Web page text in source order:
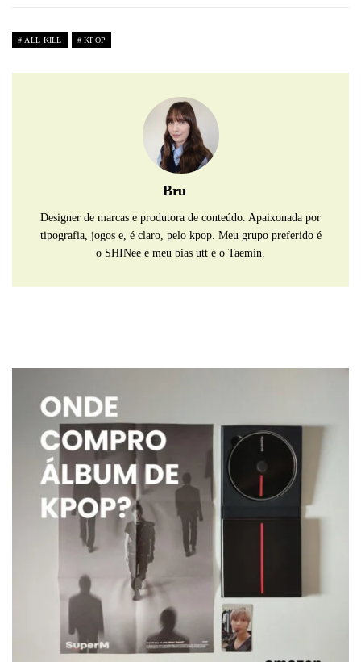
ALL KILL KPOP
Bru
Designer de marcas e produtora de conteúdo. Apaixonada por
tipografia, jogos e, é claro, pelo kpop. Meu grupo preferido é
o SHINee e meu bias utt é o Taemin.